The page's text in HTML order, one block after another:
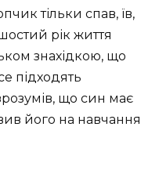
тільки спав, їв,
рік життя
знахідкою, що
підходять
що син має
його на навчання